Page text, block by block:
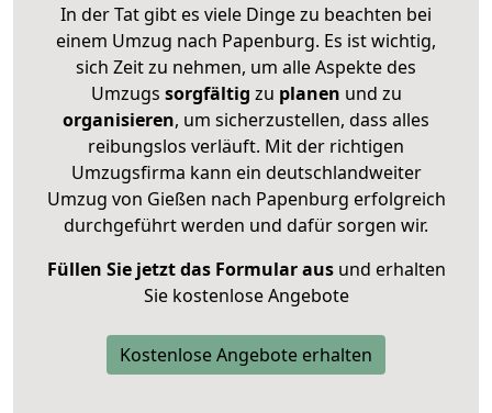
In der Tat gibt es viele Dinge zu beachten bei
einem Umzug nach Papenburg. Es ist wichtig,
sich Zeit zu nehmen, um alle Aspekte des
Umzugs sorgfältig zu planen und zu
organisieren, um sicherzustellen, dass alles
reibungslos verläuft. Mit der richtigen
Umzugsfirma kann ein deutschlandweiter
Umzug von Gießen nach Papenburg erfolgreich
durchgeführt werden und dafür sorgen wir.
Füllen Sie jetzt das Formular ausund erhalten
Sie kostenlose Angebote
Kostenlose Angebote erhalten